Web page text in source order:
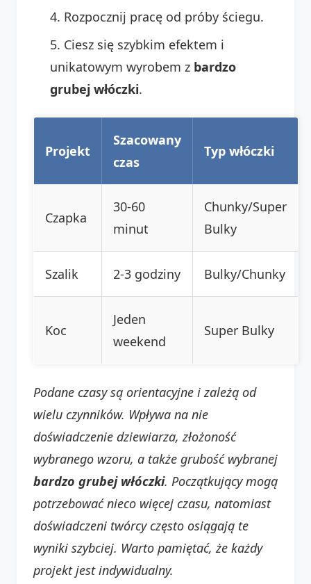
Rozpocznij pracę od próby ściegu.
Ciesz się szybkim efektem i
unikatowym wyrobem z bardzo
grubej włóczki.
Projekt
Szacowany
czas
Typ włóczki
Czapka
30-60
minut
Chunky/Super
Bulky
Szalik 2-3 godziny Bulky/Chunky
Koc
Jeden
weekend
Super Bulky
Podane czasy są orientacyjne i zależą od
wielu czynników. Wpływa na nie
doświadczenie dziewiarza, złożoność
wybranego wzoru, a także grubość wybranej
bardzo grubej włóczki. Początkujący mogą
potrzebować nieco więcej czasu, natomiast
doświadczeni twórcy często osiągają te
wyniki szybciej. Warto pamiętać, że każdy
projekt jest indywidualny.